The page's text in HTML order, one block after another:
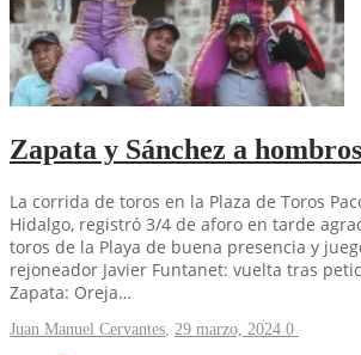
Zapata y Sánchez a
La corrida de toros en la Plaza de Toros
Hidalgo, registró 3/4 de aforo en tarde
toros de la Playa de buena presencia y
rejoneador Javier Funtanet: vuelta tras
Zapata: Oreja…
Juan Manuel Cervantes, 29 marzo, 2024 0